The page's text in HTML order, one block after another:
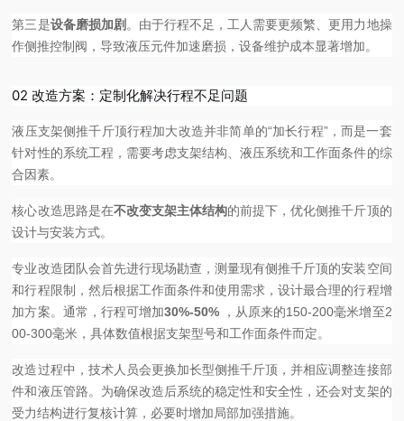
第三是设备磨损加剧 。由于行程不足，工人需要更频繁、更用力地操
作侧推控制阀，导致液压元件加速磨损，设备维护成本显著增加。
02 改造方案：定制化解决行程不足问题
液压支架侧推千斤顶行程加大改造并非简单的“加长行程”，而是一套
针对性的系统工程，需要考虑支架结构、液压系统和工作面条件的综
合因素。
核心改造思路是在不改变支架主体结构的前提下，优化侧推千斤顶的
设计与安装方式。
专业改造团队会首先进行现场勘查，测量现有侧推千斤顶的安装空间
和行程限制，然后根据工作面条件和使用需求，设计最合理的行程增
加方案。通常，行程可增加30%-50% ，从原来的150-200毫米增至2
00-300毫米，具体数值根据支架型号和工作面条件而定。
改造过程中，技术人员会更换加长型侧推千斤顶，并相应调整连接部
件和液压管路。为确保改造后系统的稳定性和安全性，还会对支架的
受力结构进行复核计算，必要时增加局部加强措施。